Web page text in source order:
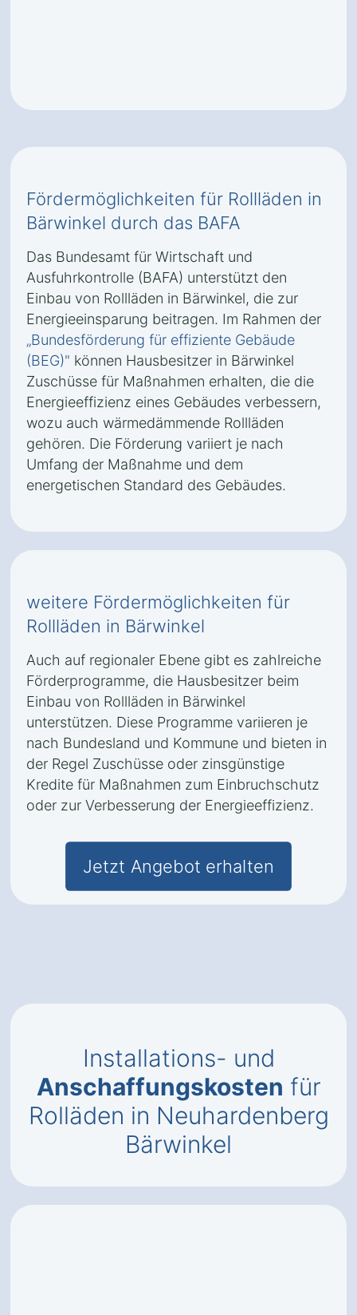
Fördermöglichkeiten für Rollläden in
Bärwinkel durch das BAFA
Das Bundesamt für Wirtschaft und
Ausfuhrkontrolle (BAFA) unterstützt den
Einbau von Rollläden in Bärwinkel, die zur
Energieeinsparung beitragen. Im Rahmen der
„Bundesförderung für effiziente Gebäude
(BEG)" können Hausbesitzer in Bärwinkel
Zuschüsse für Maßnahmen erhalten, die die
Energieeffizienz eines Gebäudes verbessern,
wozu auch wärmedämmende Rollläden
gehören. Die Förderung variiert je nach
Umfang der Maßnahme und dem
energetischen Standard des Gebäudes.
weitere Fördermöglichkeiten für
Rollläden in Bärwinkel
Auch auf regionaler Ebene gibt es zahlreiche
Förderprogramme, die Hausbesitzer beim
Einbau von Rollläden in Bärwinkel
unterstützen. Diese Programme variieren je
nach Bundesland und Kommune und bieten in
der Regel Zuschüsse oder zinsgünstige
Kredite für Maßnahmen zum Einbruchschutz
oder zur Verbesserung der Energieeffizienz.
Jetzt Angebot erhalten
Installations- und
Anschaffungskosten für
Rolläden in Neuhardenberg
Bärwinkel